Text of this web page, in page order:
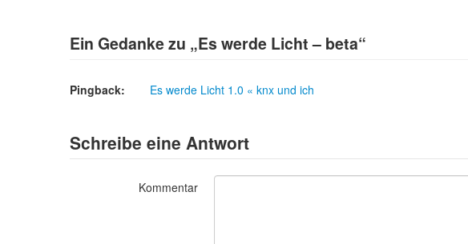
Ein Gedanke zu „Es werde Licht – beta“
Pingback: Es werde Licht 1.0 « knx und ich
Schreibe eine Antwort
Kommentar